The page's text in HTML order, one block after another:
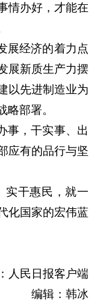
情办好，才能在
展经济的着力点
展新质生产力摆
以先进制造业为
部署。
事，干实事、出
应有的品行与坚
实干惠民，就一
化国家的宏伟蓝
人民日报客户端
编辑：韩冰